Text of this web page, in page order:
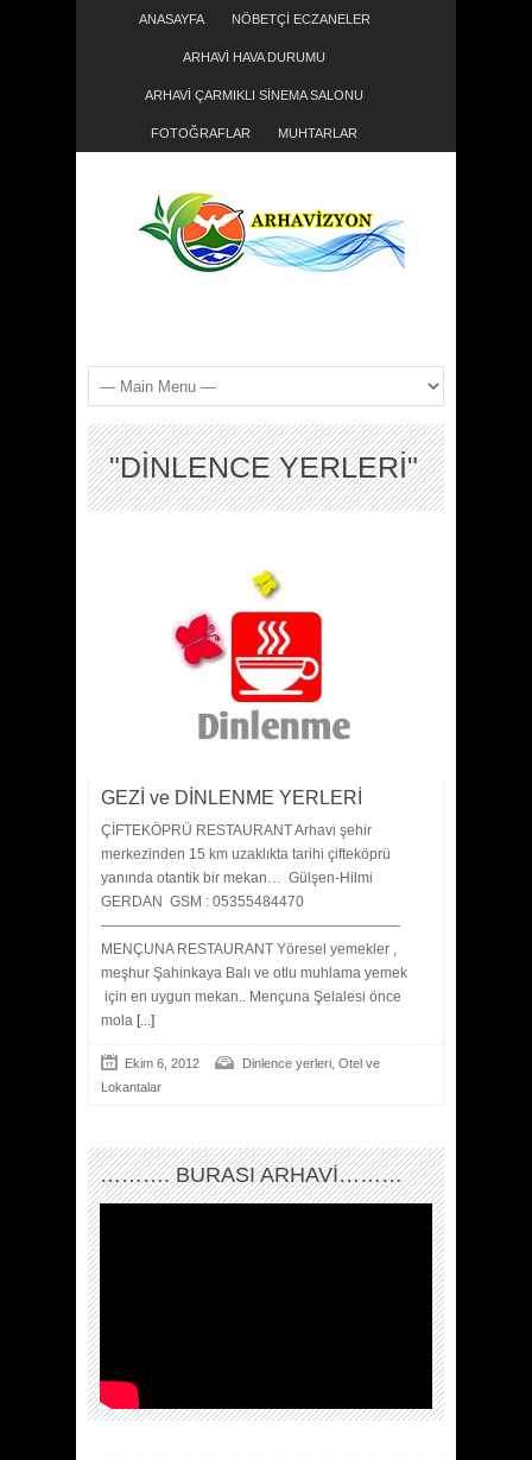
ANASAYFA NÖBETÇİ ECZANELER
ARHAVİ HAVA DURUMU
ARHAVİ ÇARMIKLI SİNEMA SALONU
FOTOĞRAFLAR MUHTARLAR
"DINLENCE YERLERI"
GEZİ ve DİNLENME YERLERİ
ÇİFTEKÖPRÜ RESTAURANT Arhavi şehir
merkezinden 15 km uzaklıkta tarihi çifteköprü
yanında otantik bir mekan… Gülşen-Hilmi
GERDAN GSM : 05355484470
—————————————————————
MENÇUNA RESTAURANT Yöresel yemekler ,
meşhur Şahinkaya Balı ve otlu muhlama yemek
için en uygun mekan.. Mençuna Şelalesi önce
mola [...]
Ekim 6, 2012 Dinlence yerleri, Otel ve
Lokantalar
………. BURASI ARHAVİ………